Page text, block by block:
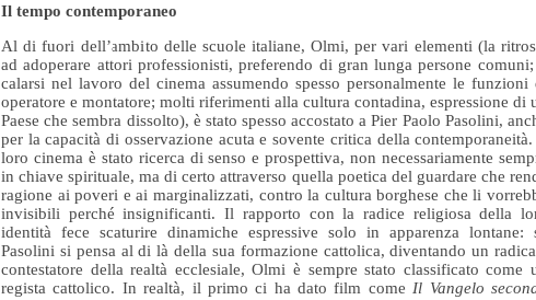
Il tempo contemporaneo
Al di fuori dell’ambito delle scuole italiane, Olmi, per vari elementi (la
ad adoperare attori professionisti, preferendo di gran lunga persone
calarsi nel lavoro del cinema assumendo spesso personalmente le funzioni
operatore e montatore; molti riferimenti alla cultura contadina, espressione di
Paese che sembra dissolto), è stato spesso accostato a Pier Paolo Pasolini,
per la capacità di osservazione acuta e sovente critica della
loro cinema è stato ricerca di senso e prospettiva, non necessariamente
in chiave spirituale, ma di certo attraverso quella poetica del guardare che
ragione ai poveri e ai marginalizzati, contro la cultura borghese che li
invisibili perché insignificanti. Il rapporto con la radice religiosa della
identità fece scaturire dinamiche espressive solo in apparenza lontane:
Pasolini si pensa al di là della sua formazione cattolica, diventando un
contestatore della realtà ecclesiale, Olmi è sempre stato classificato come
regista cattolico. In realtà, il primo ci ha dato film come Il Vangelo